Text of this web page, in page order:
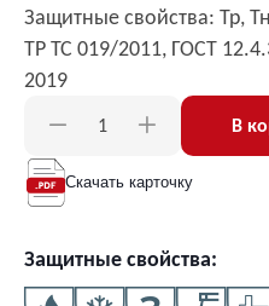
Защитные свойства: Тр,
ТР ТС 019/2011, ГОСТ
2019
В
Скачать карточку
Защитные свойства: